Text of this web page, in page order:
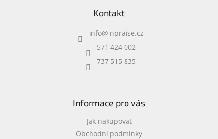
Kontakt
info@inpraise.cz
571 424 002
737 515 835
Informace pro vás
Jak nakupovat
Obchodní podmínky